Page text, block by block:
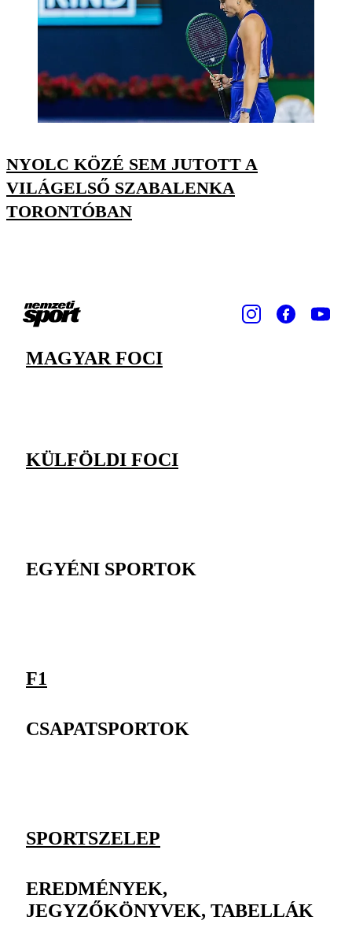
NYOLC KÖZÉ SEM JUTOTT A
VILÁGELSŐ SZABALENKA
TORONTÓBAN
MAGYAR FOCI
KÜLFÖLDI FOCI
EGYÉNI SPORTOK
F1
CSAPATSPORTOK
SPORTSZELEP
EREDMÉNYEK,
JEGYZŐKÖNYVEK, TABELLÁK